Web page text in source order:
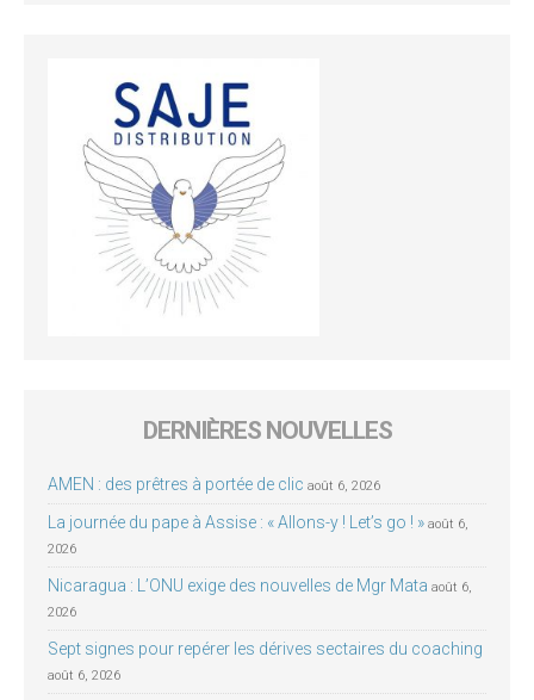
DERNIÈRES NOUVELLES
AMEN : des prêtres à portée de clic août 6, 2026
La journée du pape à Assise : « Allons-y ! Let’s go ! » août 6,
2026
Nicaragua : L’ONU exige des nouvelles de Mgr Mata août 6,
2026
Sept signes pour repérer les dérives sectaires du coaching
août 6, 2026